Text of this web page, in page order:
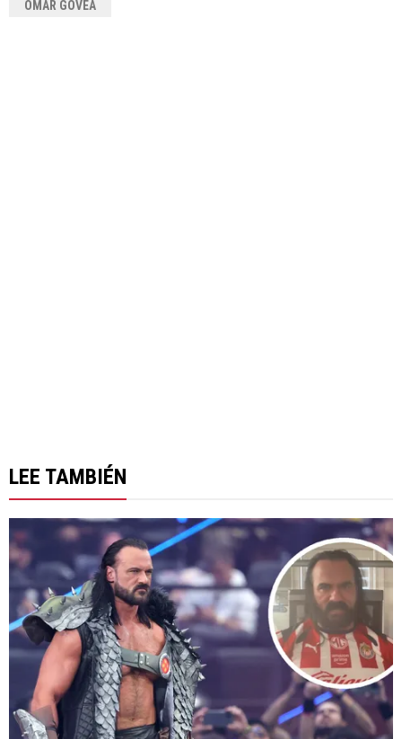
OMAR GOVEA
LEE TAMBIÉN